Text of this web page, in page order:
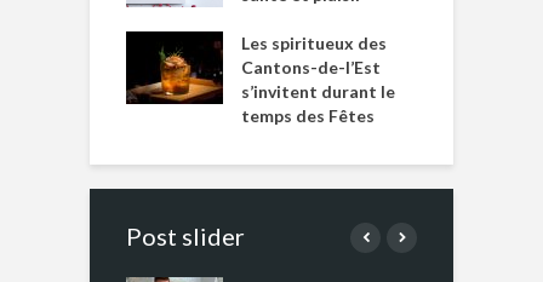
Les spiritueux des
Cantons-de-l’Est
s’invitent durant le
temps des Fêtes
Post slider